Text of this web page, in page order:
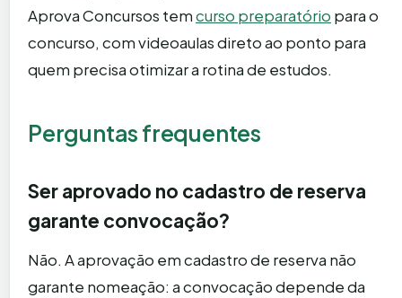
Aprova Concursos temcurso preparatório para o
concurso, com videoaulas direto ao ponto para
quem precisa otimizar a rotina de estudos.
Perguntas frequentes
Ser aprovado no cadastro de reserva
garante convocação?
Não. A aprovação em cadastro de reserva não
garante nomeação: a convocação depende da